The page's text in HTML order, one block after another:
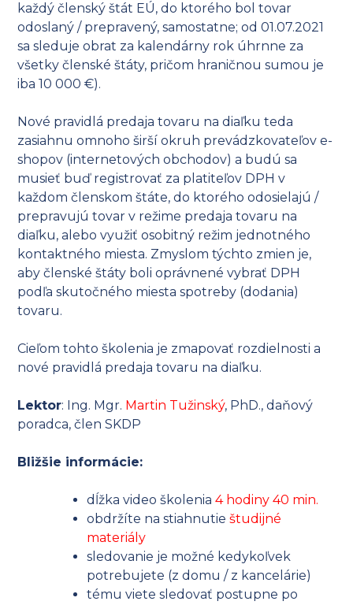
každý členský štát EÚ, do ktorého bol tovar
odoslaný / prepravený, samostatne; od 01.07.2021
sa sleduje obrat za kalendárny rok úhrnne za
všetky členské štáty, pričom hraničnou sumou je
iba 10 000 €).
Nové pravidlá predaja tovaru na diaľku teda
zasiahnu omnoho širší okruh prevádzkovateľov e-
shopov (internetových obchodov) a budú sa
musieť buď registrovať za platiteľov DPH v
každom členskom štáte, do ktorého odosielajú /
prepravujú tovar v režime predaja tovaru na
diaľku, alebo využiť osobitný režim jednotného
kontaktného miesta. Zmyslom týchto zmien je,
aby členské štáty boli oprávnené vybrať DPH
podľa skutočného miesta spotreby (dodania)
tovaru.
Cieľom tohto školenia je zmapovať rozdielnosti a
nové pravidlá predaja tovaru na diaľku.
Lektor: Ing. Mgr. Martin Tužinský, PhD., daňový
poradca, člen SKDP
Bližšie informácie:
dĺžka video školenia4 hodiny 40 min.
obdržíte na stiahnutieštudijné
materiály
sledovanie je možné kedykoľvek
potrebujete (z domu / z kancelárie)
tému viete sledovať postupne po